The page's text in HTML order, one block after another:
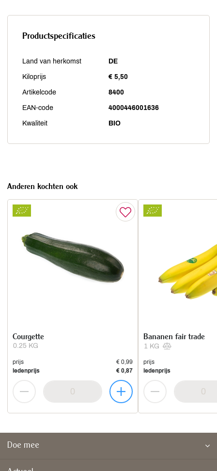
Productspecificaties
Land van herkomst DE
Kiloprijs € 5,50
Artikelcode 8400
EAN-code 4000446001636
Kwaliteit BIO
Anderen kochten ook
0.25 KG
Courgette
prijs
€ 0,99
ledenprijs
€ 0,87
1 KG
Bananen fair trade
prijs
ledenprijs
Doe mee